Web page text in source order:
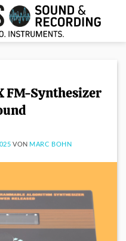
FM-Synthesizer
VON MARC BOHN